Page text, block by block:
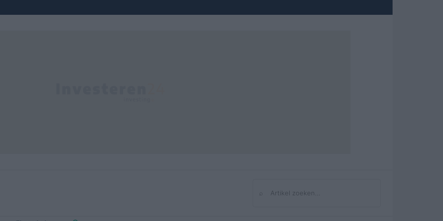
Zoeken